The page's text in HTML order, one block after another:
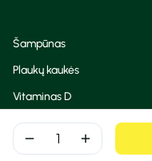
remove add
Šampūnas
Plaukų kaukės
Vitaminas D
Korėjietiška kosmetika
Dezodorantas